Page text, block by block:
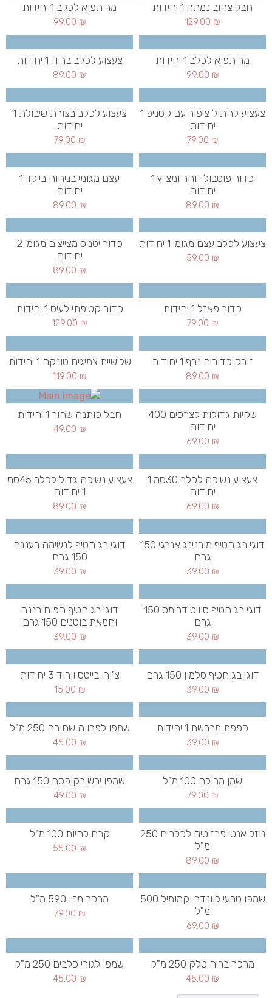
חבל צהוב נמתח 1 יחידות
129.00 ₪
מר תפוא לכלב 1 יחידות
99.00 ₪
מר תפוא לכלב 1 יחידות
99.00 ₪
צעצוע לכלב ברווז 1 יחידות
89.00 ₪
צעצוע לחתול ציפור עם קטניפ 1
יחידות
79.00 ₪
צעצוע לכלב בצורת שיבולת 1
יחידות
79.00 ₪
כדור פוטבול זוהר ומצייץ 1
יחידות
89.00 ₪
עצם מגומי בניחוח בייקון 1
יחידות
89.00 ₪
צעצוע לכלב עצם מגומי 1 יחידות
59.00 ₪
כדור יטניס מצייצים מגומי 2
יחידות
89.00 ₪
כדור פאזל 1 יחידות
79.00 ₪
כדור קטיפתי לעיס 1 יחידות
129.00 ₪
זורק כדורים נרף 1 יחידות
89.00 ₪
שלישיית צמיגים טונקה 1 יחידות
119.00 ₪
שקיות גדולות לצרכים 400
יחידות
69.00 ₪
חבל כותנה שחור 1 יחידות
49.00 ₪
צעצוע נשיכה לכלב 30סמ 1
יחידות
69.00 ₪
צעצוע נשיכה גדול לכלב 45סמ
1 יחידות
89.00 ₪
דוגי בג חטיף מורנינג אנרגי 150
גרם
39.00 ₪
דוגי בג חטיף לנשימה רעננה
150 גרם
39.00 ₪
דוגי בג חטיף סוויט דרימס 150
גרם
39.00 ₪
דוגי בג חטיף תפוח בננה
וחמאת בוטנים 150 גרם
39.00 ₪
דוגי בג חטיף סלמון 150 גרם
39.00 ₪
צ'ורו בייטס וורוד 3 יחידות
15.00 ₪
כפפת מברשת 1 יחידות
39.00 ₪
שמפו לפרווה שחורה 250 מ"ל
45.00 ₪
שמן מרולה 100 מ"ל
79.00 ₪
שמפו יבש בקופסה 150 גרם
49.00 ₪
נוזל אנטי פרזיטים לכלבים 250
מ"ל
89.00 ₪
קרם לחיות 100 מ"ל
55.00 ₪
שמפו טבעי לוונדר וקמומיל 500
מ"ל
69.00 ₪
מרכך מזין 590 מ"ל
79.00 ₪
מרכך בריח טלק 250 מ"ל
45.00 ₪
שמפו לגורי כלבים 250 מ"ל
45.00 ₪